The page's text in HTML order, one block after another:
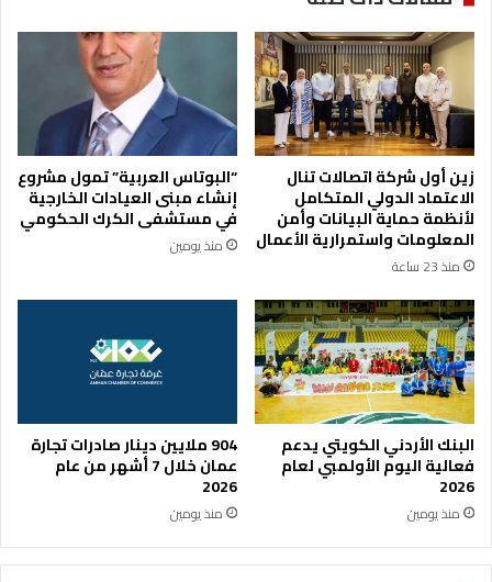
ق
ر
ل
ا
و
م
ث
ل
ث
ا
ل
م
ص
ر
ي
ا
م
ي
ة
ك
ا
ف
ة
ب
ذ
ك
ر
ى
ا
ل
ث
و
ر
و
زين أول شركة اتصالات تنال
الاعتماد الدولي المتكامل
لأنظمة حماية البيانات وأمن
المعلومات واستمرارية الأعمال
منذ 23 ساعة
“البوتاس العربية” تمول مشروع
إنشاء مبنى العيادات الخارجية
في مستشفى الكرك الحكومي
منذ يومين
البنك الأردني الكويتي يدعم
فعالية اليوم الأولمبي لعام
2026
منذ يومين
904 ملايين دينار صادرات تجارة
عمان خلال 7 أشهر من عام
2026
منذ يومين